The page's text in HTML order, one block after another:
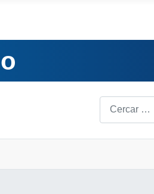
Cerca